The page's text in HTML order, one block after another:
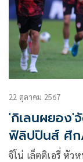
22 ตุลาคม 2567
'กิเลนผยอง'
ฟิลิปปินส์ ศึก
จิโน่ เล็ตติเอรี่ หัว